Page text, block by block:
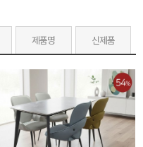
제품명 신제품